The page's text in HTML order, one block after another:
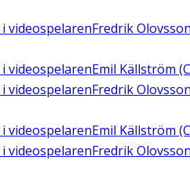
i videospelarenFredrik
i videospelarenEmil Källström
i videospelarenFredrik
i videospelarenEmil Källström
i videospelarenFredrik